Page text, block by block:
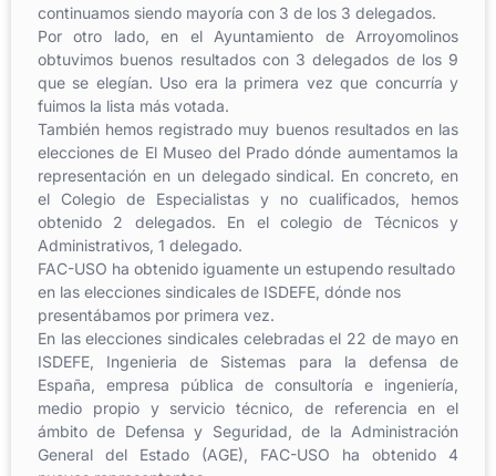
continuamos siendo mayoría con 3 de los 3 delegados.
Por otro lado, en el Ayuntamiento de Arroyomolinos
obtuvimos buenos resultados con 3 delegados de los 9
que se elegían. Uso era la primera vez que concurría y
fuimos la lista más votada.
También hemos registrado muy buenos resultados en las
elecciones de El Museo del Prado dónde aumentamos la
representación en un delegado sindical. En concreto, en
el Colegio de Especialistas y no cualificados, hemos
obtenido 2 delegados. En el colegio de Técnicos y
Administrativos, 1 delegado.
FAC-USO ha obtenido iguamente un estupendo resultado
en las elecciones sindicales de ISDEFE, dónde nos
presentábamos por primera vez.
En las elecciones sindicales celebradas el 22 de mayo en
ISDEFE, Ingenieria de Sistemas para la defensa de
España, empresa pública de consultoría e ingeniería,
medio propio y servicio técnico, de referencia en el
ámbito de Defensa y Seguridad, de la Administración
General del Estado (AGE), FAC-USO ha obtenido 4